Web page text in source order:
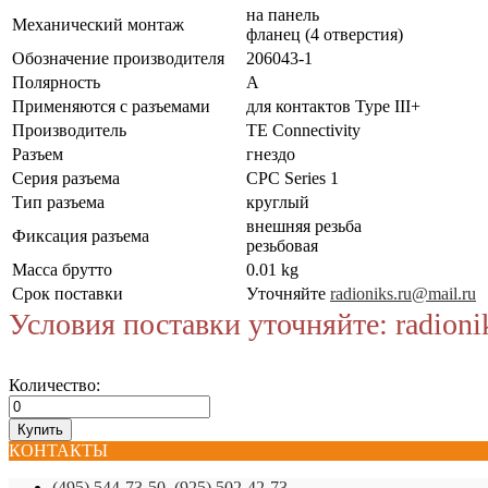
Механический монтаж
на панель
фланец (4 отверстия)
Обозначение производителя
206043-1
Полярность
A
Применяются с разъемами
для контактов Type III+
Производитель
TE Connectivity
Разъем
гнездо
Серия разъема
CPC Series 1
Тип разъема
круглый
Фиксация разъема
внешняя резьба
резьбовая
Масса брутто
0.01 kg
Срок поставки
Уточняйте radioniks.ru@mail.ru
Условия поставки уточняйте:
Количество:
КОНТАКТЫ